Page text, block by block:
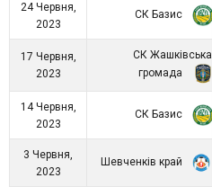
24 Червня,
2023
СК Базис
17 Червня,
2023
СК Жашківська
громада
14 Червня,
2023
СК Базис
3 Червня,
2023
Шевченків край